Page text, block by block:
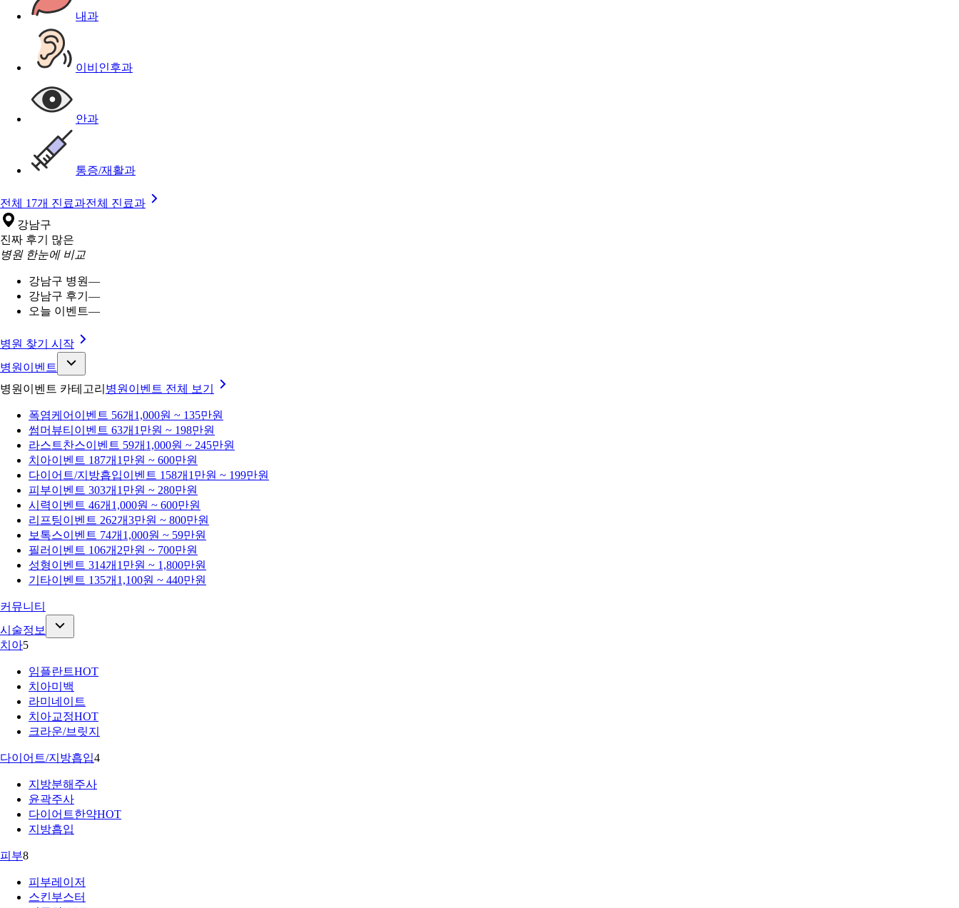
내과
이비인후과
안과
통증/재활과
전체 17개 진료과전체 진료과
강남구
진짜 후기 많은
병원 한눈에 비교
강남구 병원—
강남구 후기 —
오늘 이벤트—
병원 찾기 시작
병원이벤트
병원이벤트 카테고리 병원이벤트 전체 보기
폭염케어 이벤트 56개 1,000원 ~ 135만원
썸머뷰티 이벤트 63개 1만원 ~ 198만원
라스트찬스이벤트 59개 1,000원 ~ 245만원
치아이벤트 187개 1만원 ~ 600만원
다이어트/지방흡입이벤트 158개 1만원 ~ 199만원
피부이벤트 303개 1만원 ~ 280만원
시력이벤트 46개 1,000원 ~ 600만원
리프팅이벤트 262개3만원 ~ 800만원
보톡스이벤트 74개 1,000원 ~ 59만원
필러 이벤트 106개 2만원 ~ 700만원
성형이벤트 314개 1만원 ~ 1,800만원
기타이벤트 135개 1,100원 ~ 440만원
커뮤니티
시술정보
치아5
임플란트HOT
치아미백
라미네이트
치아교정HOT
크라운/브릿지
다이어트/지방흡입4
지방분해주사
윤곽주사
다이어트한약HOT
지방흡입
피부8
피부레이저
스킨부스터